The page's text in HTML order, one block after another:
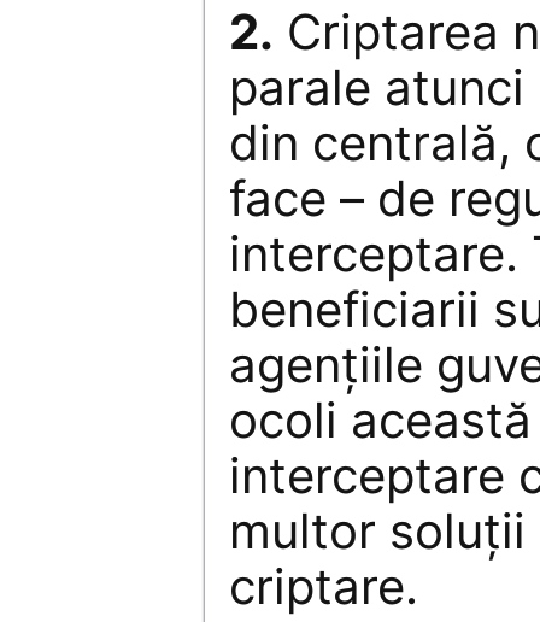
2. Criptarea
parale
din centrală,
face – de
interceptare.
beneficiarii
agenţiile
ocoli
interceptare
multor
criptare.